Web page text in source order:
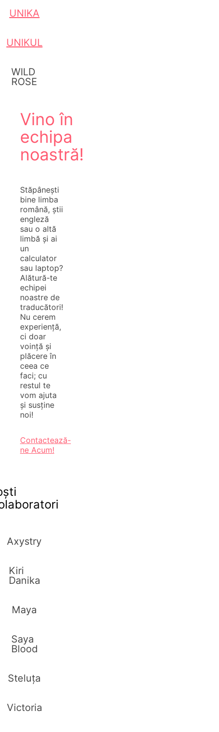
UNIKA
UNIKUL
WILD
ROSE
Vino în
echipa
noastră!
Stăpânești
bine limba
română, știi
engleză
sau o altă
limbă și ai
un
calculator
sau laptop?
Alătură-te
echipei
noastre de
traducători!
Nu cerem
experiență,
ci doar
voință și
plăcere în
ceea ce
faci; cu
restul te
vom ajuta
și susține
noi!
Contactează-
ne Acum!
Axystry
Kiri
Danika
Maya
Saya
Blood
Steluța
Victoria